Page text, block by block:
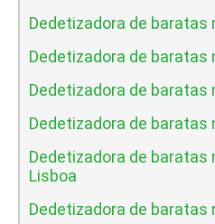
Dedetizadora de baratas
Dedetizadora de baratas
Dedetizadora de baratas
Dedetizadora de baratas
Dedetizadora de baratas
Lisboa
Dedetizadora de baratas